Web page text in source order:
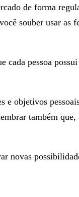
de forma
souber usar as
pessoa
e objetivos
também
novas